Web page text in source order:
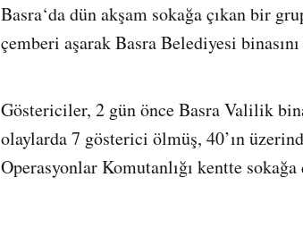
Basra‘da dün akşam sokağa çıkan bir
çemberi aşarak Basra Belediyesi
Göstericiler, 2 gün önce Basra Valilik
olaylarda 7 gösterici ölmüş, 40’ın
Operasyonlar Komutanlığı kentte